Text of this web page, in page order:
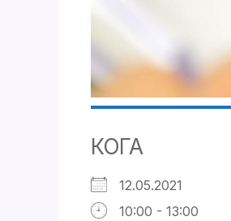
КОГА
12.05.2021
10:00 - 13:00